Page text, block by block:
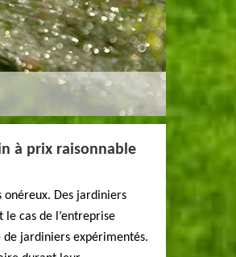
à prix raisonnable
onéreux. Des jardiniers
cas de l’entreprise
jardiniers expérimentés.